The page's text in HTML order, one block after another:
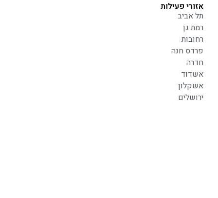
אזורי פעילות
תל אביב
רמת גן
רחובות
פרדס חנה
חדרה
אשדוד
אשקלון
ירושלים